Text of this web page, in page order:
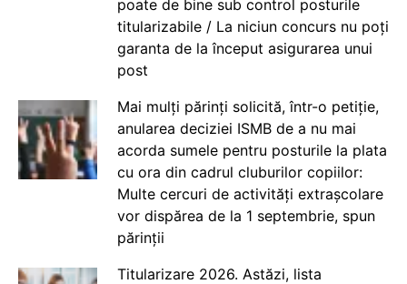
poate de bine sub control posturile
titularizabile / La niciun concurs nu poți
garanta de la început asigurarea unui
post
Mai mulți părinți solicită, într-o petiție,
anularea deciziei ISMB de a nu mai
acorda sumele pentru posturile la plata
cu ora din cadrul cluburilor copiilor:
Multe cercuri de activități extrașcolare
vor dispărea de la 1 septembrie, spun
părinții
Titularizare 2026. Astăzi, lista